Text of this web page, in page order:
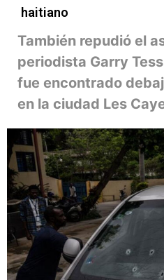
haitiano
También repudió el
periodista Garry
fue encontrado
en la ciudad Les